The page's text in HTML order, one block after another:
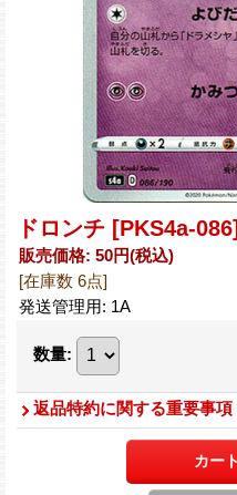
ドロンチ [PKS4a-086]
販売価格: 50円(税込)
[在庫数 6点]
発送管理用: 1A
数量:
返品特約に関する重要事項